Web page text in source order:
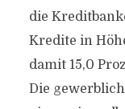
die
Kredite in
damit 15,0
Die